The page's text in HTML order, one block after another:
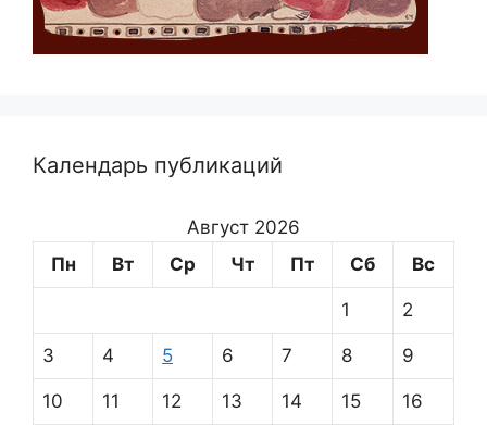
Календарь публикаций
Август 2026
Пн
Вт Ср Чт Пт Сб Вс
1 2
3 4 5 6 7 8 9
10 11 12 13 14 15 16